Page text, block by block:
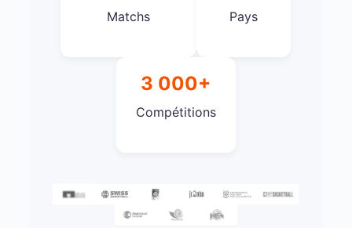
Matchs Pays
3 000+
Compétitions